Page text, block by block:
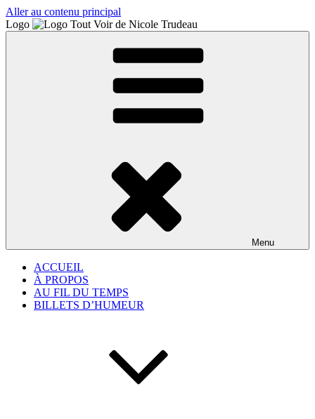
Aller au contenu principal
Logo
Menu
ACCUEIL
À PROPOS
AU FIL DU TEMPS
BILLETS D’HUMEUR